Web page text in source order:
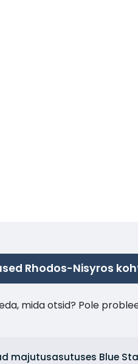
Rhodos-Nisyros
mida otsid? Pole
majutusasutuses Blue